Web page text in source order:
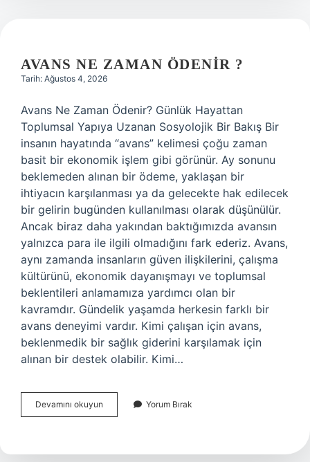
AVANS NE ZAMAN ÖDENIR ?
Tarih: Ağustos 4, 2026
Avans Ne Zaman Ödenir? Günlük Hayattan
Toplumsal Yapıya Uzanan Sosyolojik Bir Bakış Bir
insanın hayatında “avans” kelimesi çoğu zaman
basit bir ekonomik işlem gibi görünür. Ay sonunu
beklemeden alınan bir ödeme, yaklaşan bir
ihtiyacın karşılanması ya da gelecekte hak edilecek
bir gelirin bugünden kullanılması olarak düşünülür.
Ancak biraz daha yakından baktığımızda avansın
yalnızca para ile ilgili olmadığını fark ederiz. Avans,
aynı zamanda insanların güven ilişkilerini, çalışma
kültürünü, ekonomik dayanışmayı ve toplumsal
beklentileri anlamamıza yardımcı olan bir
kavramdır. Gündelik yaşamda herkesin farklı bir
avans deneyimi vardır. Kimi çalışan için avans,
beklenmedik bir sağlık giderini karşılamak için
alınan bir destek olabilir. Kimi…
Devamını okuyun
ne
?
Yorum Bırak